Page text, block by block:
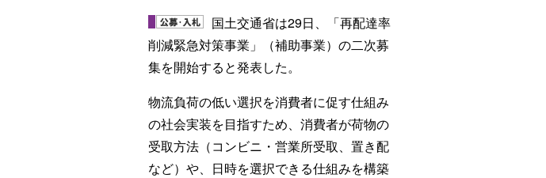
国土交通省は29日、「再配達率
削減緊急対策事業」（補助事業）の二次募
集を開始すると発表した。
物流負荷の低い選択を消費者に促す仕組み
の社会実装を目指すため、消費者が荷物の
受取方法（コンビニ・営業所受取、置き配
など）や、日時を選択できる仕組みを構築